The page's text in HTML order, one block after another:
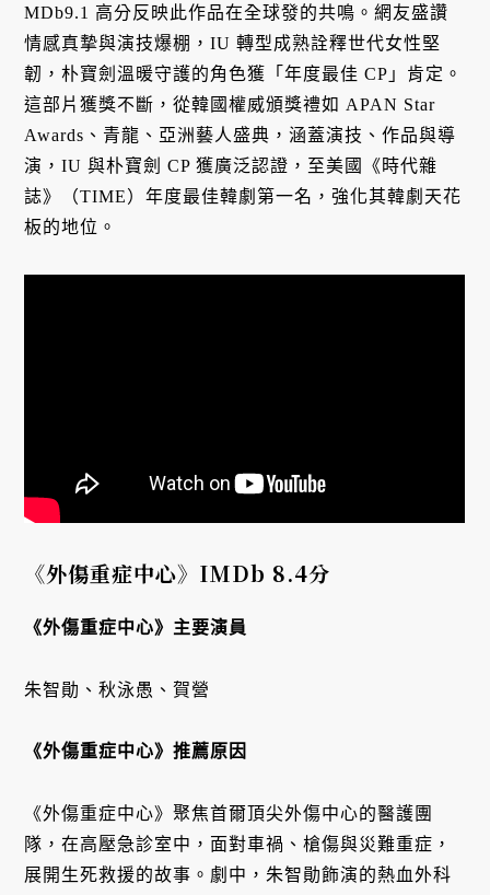
MDb9.1 高分反映此作品在全球發的共鳴。網友盛讚
情感真摯與演技爆棚，IU 轉型成熟詮釋世代女性堅
韌，朴寶劍溫暖守護的角色獲「年度最佳 CP」肯定。
這部片獲獎不斷，從韓國權威頒獎禮如 APAN Star
Awards、青龍、亞洲藝人盛典，涵蓋演技、作品與導
演，IU 與朴寶劍 CP 獲廣泛認證，至美國《時代雜
誌》（TIME）年度最佳韓劇第一名，強化其韓劇天花
板的地位。
《外傷重症中心》IMDb 8.4分
《外傷重症中心》主要演員
朱智勛、秋泳愚、賀營
《外傷重症中心》推薦原因
《外傷重症中心》聚焦首爾頂尖外傷中心的醫護團
隊，在高壓急診室中，面對車禍、槍傷與災難重症，
展開生死救援的故事。劇中，朱智勛飾演的熱血外科